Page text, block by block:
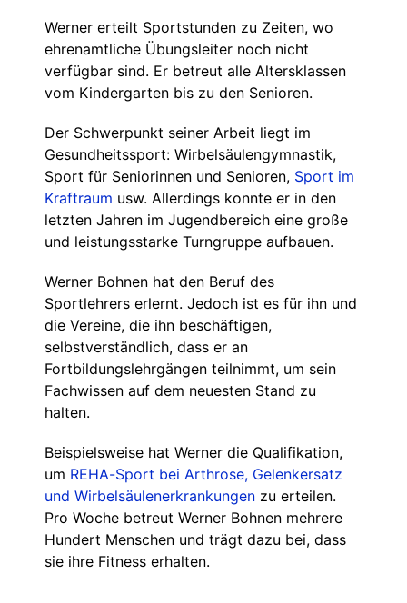
Werner erteilt Sportstunden zu Zeiten, wo
ehrenamtliche Übungsleiter noch nicht
verfügbar sind. Er betreut alle Altersklassen
vom Kindergarten bis zu den Senioren.
Der Schwerpunkt seiner Arbeit liegt im
Gesundheitssport: Wirbelsäulengymnastik,
Sport für Seniorinnen und Senioren, Sport im
Kraftraum usw. Allerdings konnte er in den
letzten Jahren im Jugendbereich eine große
und leistungsstarke Turngruppe aufbauen.
Werner Bohnen hat den Beruf des
Sportlehrers erlernt. Jedoch ist es für ihn und
die Vereine, die ihn beschäftigen,
selbstverständlich, dass er an
Fortbildungslehrgängen teilnimmt, um sein
Fachwissen auf dem neuesten Stand zu
halten.
Beispielsweise hat Werner die Qualifikation,
um REHA-Sport bei Arthrose, Gelenkersatz
und Wirbelsäulenerkrankungen zu erteilen.
Pro Woche betreut Werner Bohnen mehrere
Hundert Menschen und trägt dazu bei, dass
sie ihre Fitness erhalten.